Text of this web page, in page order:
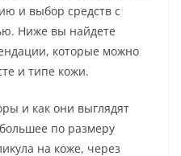
и выбор средств с
Ниже вы найдете
которые можно
и типе кожи.
и как они выглядят
по размеру
на коже, через